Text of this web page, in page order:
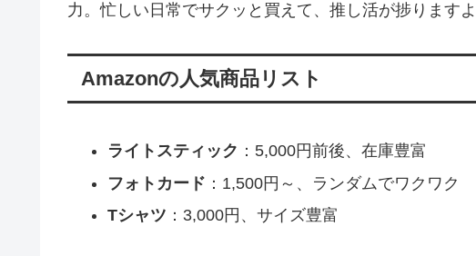
力。忙しい日常でサクッと買えて、推し活が捗ります
Amazonの人気商品リスト
ライトスティック ：5,000円前後、在庫豊富
フォトカード ：1,500円～、ランダムでワクワク
Tシャツ ：3,000円、サイズ豊富